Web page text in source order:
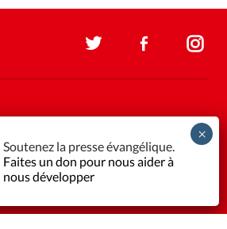
Soutenez la presse évangélique.
Faites un don pour nous aider à
nous développer